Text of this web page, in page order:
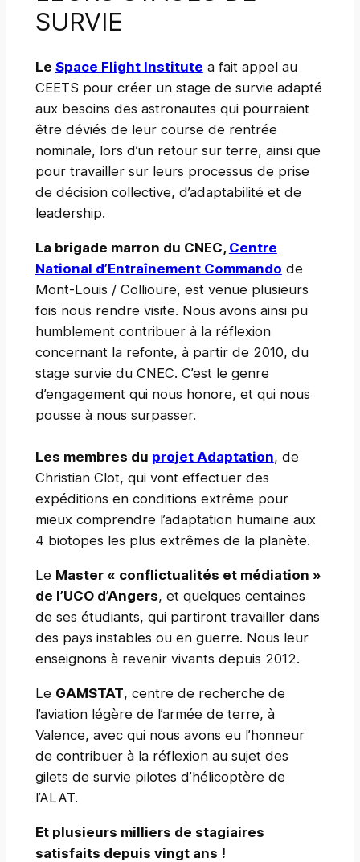
SURVIE
Le Space Flight Institute a fait appel au
CEETS pour créer un stage de survie adapté
aux besoins des astronautes qui pourraient
être déviés de leur course de rentrée
nominale, lors d’un retour sur terre, ainsi que
pour travailler sur leurs processus de prise
de décision collective, d’adaptabilité et de
leadership.
La brigade marron du CNEC, Centre
National d’Entraînement Commando de
Mont-Louis / Collioure, est venue plusieurs
fois nous rendre visite. Nous avons ainsi pu
humblement contribuer à la réflexion
concernant la refonte, à partir de 2010, du
stage survie du CNEC. C’est le genre
d’engagement qui nous honore, et qui nous
pousse à nous surpasser.
Les membres du projet Adaptation, de
Christian Clot, qui vont effectuer des
expéditions en conditions extrême pour
mieux comprendre l’adaptation humaine aux
4 biotopes les plus extrêmes de la planète.
Le Master « conflictualités et médiation »
de l’UCO d’Angers, et quelques centaines
de ses étudiants, qui partiront travailler dans
des pays instables ou en guerre. Nous leur
enseignons à revenir vivants depuis 2012.
Le GAMSTAT, centre de recherche de
l’aviation légère de l’armée de terre, à
Valence, avec qui nous avons eu l’honneur
de contribuer à la réflexion au sujet des
gilets de survie pilotes d’hélicoptère de
l’ALAT.
Et plusieurs milliers de stagiaires
satisfaits depuis vingt ans !